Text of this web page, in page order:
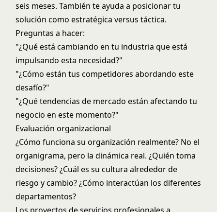
seis meses. También te ayuda a posicionar tu
solución como estratégica versus táctica.
Preguntas a hacer:
"¿Qué está cambiando en tu industria que está
impulsando esta necesidad?"
"¿Cómo están tus competidores abordando este
desafío?"
"¿Qué tendencias de mercado están afectando tu
negocio en este momento?"
Evaluación organizacional
¿Cómo funciona su organización realmente? No el
organigrama, pero la dinámica real. ¿Quién toma
decisiones? ¿Cuál es su cultura alrededor de
riesgo y cambio? ¿Cómo interactúan los diferentes
departamentos?